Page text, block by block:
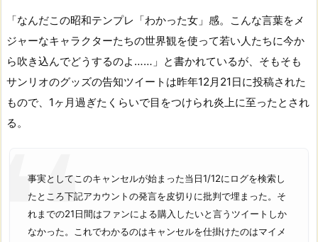
「なんだこの昭和テンプレ「わかった女」感。こんな言葉をメ
ジャーなキャラクターたちの世界観を使って若い人たちに今か
ら吹き込んでどうするのよ……」と書かれているが、そもそも
サンリオのグッズの告知ツイートは昨年12月21日に投稿された
もので、1ヶ月過ぎたくらいで目をつけられ炎上に至ったとされ
る。
事実としてこのキャンセルが始まった当日1/12にログを検索し
たところ下記アカウントの発言を皮切りに批判で埋まった。そ
れまでの21日間はファンによる購入したいと言うツイートしか
なかった。これでわかるのはキャンセルを仕掛けたのはマイメ